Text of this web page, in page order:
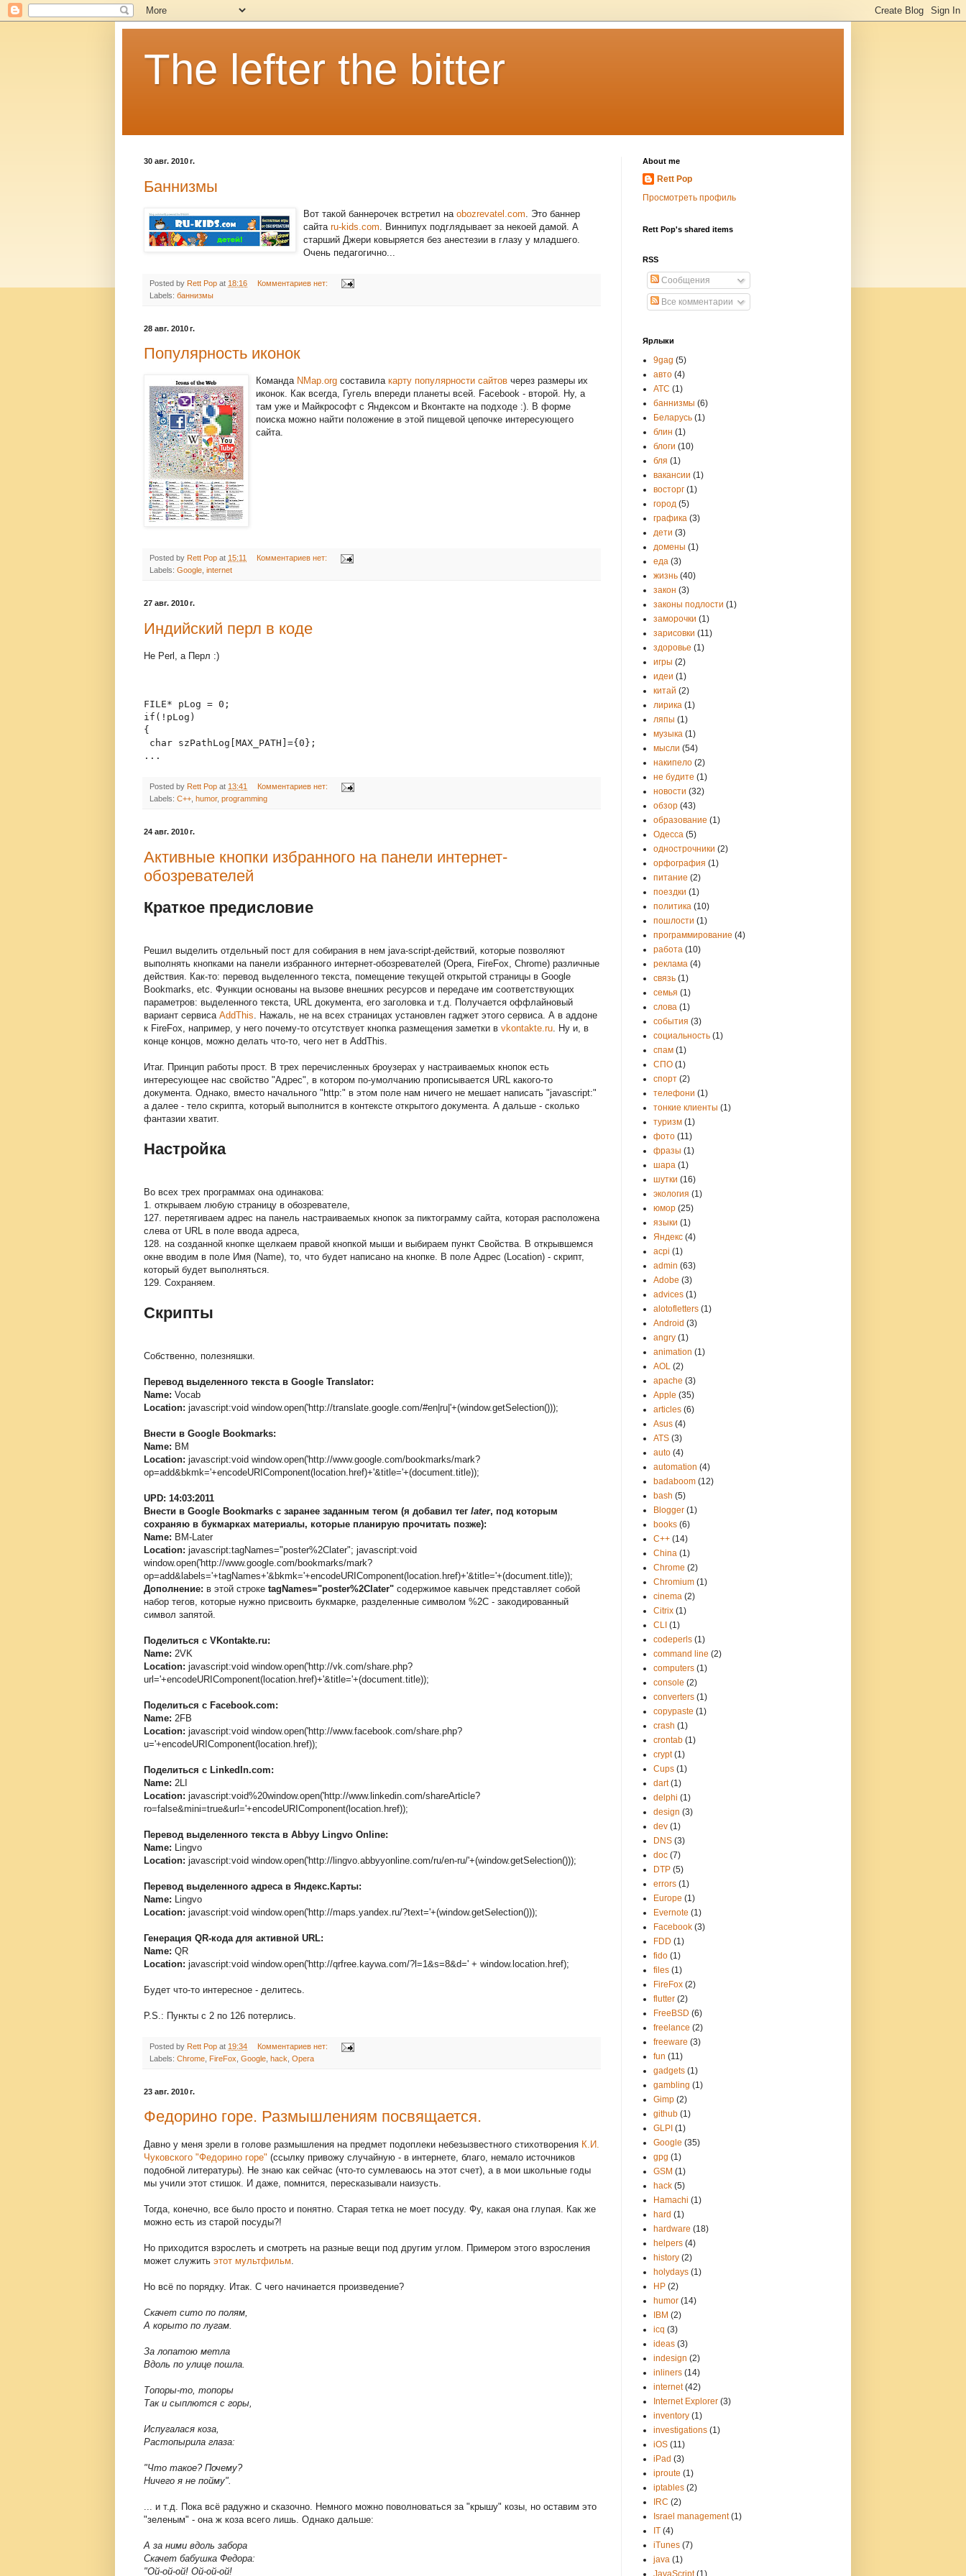
The lefter the bitter
30 авг. 2010 г.
Баннизмы
Вот такой баннерочек встретил на obozrevatel.com . Это баннер
сайта ru-kids.com . Виннипух подглядывает за некоей дамой. А
старший Джери ковыряется без анестезии в глазу у младшего.
Очень педагогично...
Posted by Rett Pop at 18:16
Комментариев нет:
Labels: баннизмы
28 авг. 2010 г.
Популярность иконок
Команда NMap.org составила карту популярности сайтов через размеры их
иконок. Как всегда, Гугель впереди планеты всей. Facebook - второй. Ну, а
там уже и Майкрософт с Яндексом и Вконтакте на подходе :). В форме
поиска можно найти положение в этой пищевой цепочке интересующего
сайта.
Posted by Rett Pop at 15:11
Комментариев нет:
Labels: Google internet
27 авг. 2010 г.
Индийский перл в коде
Не Perl, а Перл :)
FILE* pLog = 0;
if(!pLog)
{
char szPathLog[MAX_PATH]={0};
...
Posted by Rett Pop at 13:41
Комментариев нет:
Labels: C++ humor, programming
24 авг. 2010 г.
Активные кнопки избранного на панели интернет-
обозревателей
Краткое предисловие
Решил выделить отдельный пост для собирания в нем java-script-действий, которые позволяют
выполнять кнопками на панели избранного интернет-обозревателей (Opera, FireFox, Chrome) различные
действия. Как-то: перевод выделенного текста, помещение текущей открытой страницы в Google
Bookmarks, etc. Функции основаны на вызове внешних ресурсов и передаче им соответствующих
параметров: выделенного текста, URL документа, его заголовка и т.д. Получается оффлайновый
вариант сервиса AddThis . Нажаль, не на всех страницах установлен гаджет этого сервиса. А в аддоне
к FireFox, например, у него почему-то отсутствует кнопка размещения заметки в vkontakte.ru . Ну и, в
конце концов, можно делать что-то, чего нет в AddThis.
Итаг. Принцип работы прост. В трех перечисленных броузерах у настраиваемых кнопок есть
интересующее нас свойство "Адрес", в котором по-умолчанию прописывается URL какого-то
документа. Однако, вместо начального "http:" в этом поле нам ничего не мешает написать "javascript:"
а далее - тело скрипта, который выполнится в контексте открытого документа. А дальше - сколько
фантазии хватит.
Настройка
Во всех трех программах она одинакова:
1. открываем любую страницу в обозревателе,
127. перетягиваем адрес на панель настраиваемых кнопок за пиктограмму сайта, которая расположена
слева от URL в поле ввода адреса,
128. на созданной кнопке щелкаем правой кнопкой мыши и выбираем пункт Свойства. В открывшемся
окне вводим в поле Имя (Name), то, что будет написано на кнопке. В поле Адрес (Location) - скрипт,
который будет выполняться.
129. Сохраняем.
Скрипты
Собственно, полезняшки.
Перевод выделенного текста в Google Translator:
Name: Vocab
Location: javascript:void window.open('http://translate.google.com/#en|ru|'+(window.getSelection()));
Внести в Google Bookmarks:
Name: BM
Location: javascript:void window.open('http://www.google.com/bookmarks/mark?
op=add&bkmk='+encodeURIComponent(location.href)+'&title='+(document.title));
UPD: 14:03:2011
Внести в Google Bookmarks с заранее заданным тегом (я добавил тег later, под которым
сохраняю в букмарках материалы, которые планирую прочитать позже):
Name: BM-Later
Location: javascript:tagNames="poster%2Clater"; javascript:void
window.open('http://www.google.com/bookmarks/mark?
op=add&labels='+tagNames+'&bkmk='+encodeURIComponent(location.href)+'&title='+(document.title));
Дополнение: в этой строке tagNames="poster%2Clater" содержимое кавычек представляет собой
набор тегов, которые нужно присвоить букмарке, разделенные символом %2C - закодированный
символ запятой.
Поделиться с VKontakte.ru:
Name: 2VK
Location: javascript:void window.open('http://vk.com/share.php?
url='+encodeURIComponent(location.href)+'&title='+(document.title));
Поделиться с Facebook.com:
Name: 2FB
Location: javascript:void window.open('http://www.facebook.com/share.php?
u='+encodeURIComponent(location.href));
Поделиться с LinkedIn.com:
Name: 2LI
Location: javascript:void%20window.open('http://www.linkedin.com/shareArticle?
ro=false&mini=true&url='+encodeURIComponent(location.href));
Перевод выделенного текста в Abbyy Lingvo Online:
Name: Lingvo
Location: javascript:void window.open('http://lingvo.abbyyonline.com/ru/en-ru/'+(window.getSelection()));
Перевод выделенного адреса в Яндекс.Карты:
Name: Lingvo
Location: javascript:void window.open('http://maps.yandex.ru/?text='+(window.getSelection()));
Генерация QR-кода для активной URL:
Name: QR
Location: javascript:void window.open('http://qrfree.kaywa.com/?l=1&s=8&d=' + window.location.href);
Будет что-то интересное - делитесь.
P.S.: Пункты с 2 по 126 потерлись.
Posted by Rett Pop at 19:34
Комментариев нет:
Labels: Chrome FireFox Google hack Opera
23 авг. 2010 г.
Федорино горе. Размышлениям посвящается.
Давно у меня зрели в голове размышления на предмет подоплеки небезызвестного стихотворения К.И.
Чуковского "Федорино горе" (ссылку привожу случайную - в интернете, благо, немало источников
подобной литературы). Не знаю как сейчас (что-то сумлеваюсь на этот счет), а в мои школьные годы
мы учили этот стишок. И даже, помнится, пересказывали наизусть.
Тогда, конечно, все было просто и понятно. Старая тетка не моет посуду. Фу, какая она глупая. Как же
можно есть из старой посуды?!
Но приходится взрослеть и смотреть на разные вещи под другим углом. Примером этого взросления
может служить этот мультфильм
Но всё по порядку. Итак. С чего начинается произведение?
Скачет сито по полям,
А корыто по лугам.
За лопатою метла
Вдоль по улице пошла.
Топоры-то, топоры
Так и сыплются с горы,
Испугалася коза,
Растопырила глаза:
"Что такое? Почему?
Ничего я не пойму".
... и т.д. Пока всё радужно и сказочно. Немного можно поволноваться за "крышу" козы, но оставим это
"зеленым" - она ж коза всего лишь. Однако дальше:
А за ними вдоль забора
Скачет бабушка Федора:
"Ой-ой-ой! Ой-ой-ой!
About me
Rett Pop
Просмотреть профиль
Rett Pop's shared items
RSS
Сообщения
Все комментарии
Ярлыки
9gag (5)
авто (4)
АТС (1)
баннизмы (6)
Беларусь (1)
блин (1)
блоги (10)
бля (1)
вакансии (1)
восторг (1)
город (5)
графика (3)
дети (3)
домены (1)
еда (3)
жизнь (40)
закон (3)
законы подлости (1)
заморочки (1)
зарисовки (11)
здоровье (1)
игры (2)
идеи (1)
китай (2)
лирика (1)
ляпы (1)
музыка (1)
мысли (54)
накипело (2)
не будите (1)
новости (32)
обзор (43)
образование (1)
Одесса (5)
однострочники (2)
орфография (1)
питание (2)
поездки (1)
политика (10)
пошлости (1)
программирование (4)
работа (10)
реклама (4)
связь (1)
семья (1)
слова (1)
события (3)
социальность (1)
спам (1)
СПО (1)
спорт (2)
телефони (1)
тонкие клиенты (1)
туризм (1)
фото (11)
фразы (1)
шара (1)
шутки (16)
экология (1)
юмор (25)
языки (1)
Яндекс (4)
acpi (1)
admin (63)
Adobe (3)
advices (1)
alotofletters (1)
Android (3)
angry (1)
animation (1)
AOL (2)
apache (3)
Apple (35)
articles (6)
Asus (4)
ATS (3)
auto (4)
automation (4)
badaboom (12)
bash (5)
Blogger (1)
books (6)
C++ (14)
China (1)
Chrome (2)
Chromium (1)
cinema (2)
Citrix (1)
CLI (1)
codeperls (1)
command line (2)
computers (1)
console (2)
converters (1)
copypaste (1)
crash (1)
crontab (1)
crypt (1)
Cups (1)
dart (1)
delphi (1)
design (3)
dev (1)
DNS (3)
doc (7)
DTP (5)
errors (1)
Europe (1)
Evernote (1)
Facebook (3)
FDD (1)
fido (1)
files (1)
FireFox (2)
flutter (2)
FreeBSD (6)
freelance (2)
freeware (3)
fun (11)
gadgets (1)
gambling (1)
Gimp (2)
github (1)
GLPI (1)
Google (35)
gpg (1)
GSM (1)
hack (5)
Hamachi (1)
hard (1)
hardware (18)
helpers (4)
history (2)
holydays (1)
HP (2)
humor (14)
IBM (2)
icq (3)
ideas (3)
indesign (2)
inliners (14)
internet (42)
Internet Explorer (3)
inventory (1)
investigations (1)
iOS (11)
iPad (3)
iproute (1)
iptables (2)
IRC (2)
Israel management (1)
IT (4)
iTunes (7)
java (1)
JavaScript (1)